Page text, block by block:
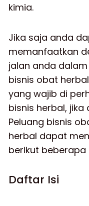
kimia.
Jika saja anda
memanfaatkan
jalan anda
bisnis obat
yang wajib di
bisnis herbal,
Peluang bisnis
herbal dapat
berikut beberapa
Daftar Isi